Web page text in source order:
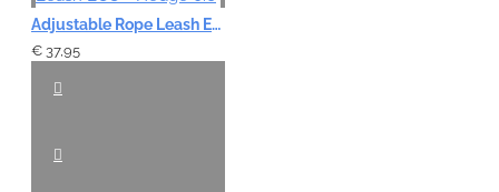
Adjustable Rope Leash ECO - Hedge 0.6
€ 37,95